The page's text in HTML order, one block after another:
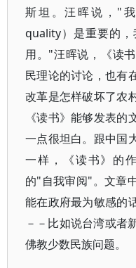
斯坦。汪晖说，"
quality）是重要的
用。"汪晖说，《读
民理论的讨论，也有
改革是怎样破坏了农
《读书》能够发表
一点很坦白。跟中国
一样，《读书》的
的"自我审阅"。文章
能在政府最为敏感的
－－比如说台湾或者
佛教少数民族问题。